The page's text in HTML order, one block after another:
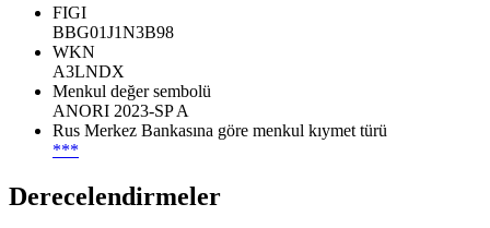
FIGI
BBG01J1N3B98
WKN
A3LNDX
Menkul değer sembolü
ANORI 2023-SP A
Rus Merkez Bankasına göre menkul kıymet türü
***
Derecelendirmeler